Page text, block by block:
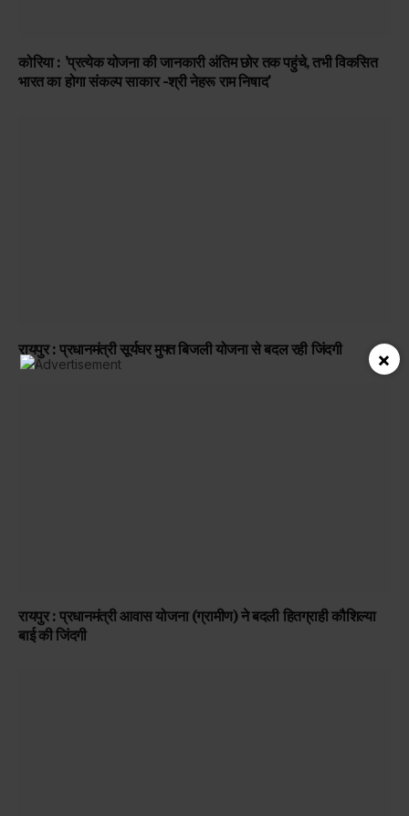
कोरिया : ’प्रत्येक योजना की जानकारी अंतिम छोर तक पहुंचे, तभी विकसित
भारत का होगा संकल्प साकार -श्री नेहरू राम निषाद’
रायपुर : प्रधानमंत्री सूर्यघर मुफ्त बिजली योजना से बदल रही जिंदगी
रायपुर : प्रधानमंत्री आवास योजना (ग्रामीण) ने बदली हितग्राही कौशिल्या
बाई की जिंदगी
×